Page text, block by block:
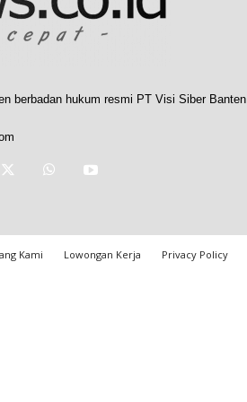
berbadan hukum resmi PT Visi Siber Banten
Kami Lowongan Kerja Privacy Policy